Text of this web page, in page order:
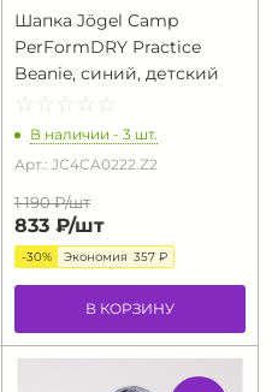
Шапка Jögel Camp
PerFormDRY Practice
Beanie, синий, детский
☆ ☆ ☆ ☆ ☆
★ ★ ★ ★ ★
В наличии - 3 шт.
Арт.: JС4CA0222.Z2
1 190 ₽/шт
833 ₽/шт
-30% Экономия 357 ₽
В КОРЗИНУ